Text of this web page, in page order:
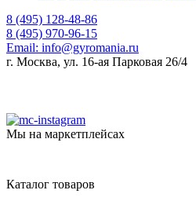
8 (495) 128-48-86
8 (495) 970-96-15
Email: info@gyromania.ru
г. Москва, ул. 16-ая Парковая 26/4
Мы на маркетплейсах
Каталог товаров